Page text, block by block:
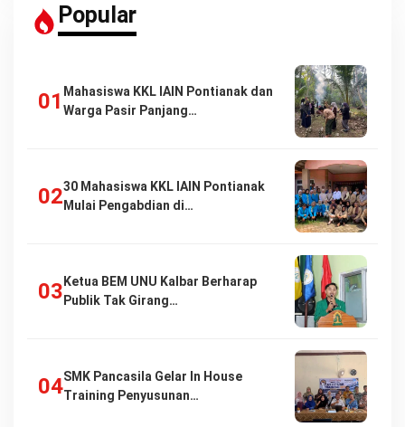
Popular
Mahasiswa KKL IAIN Pontianak dan
Warga Pasir Panjang…
30 Mahasiswa KKL IAIN Pontianak
Mulai Pengabdian di…
Ketua BEM UNU Kalbar Berharap
Publik Tak Girang…
SMK Pancasila Gelar In House
Training Penyusunan…